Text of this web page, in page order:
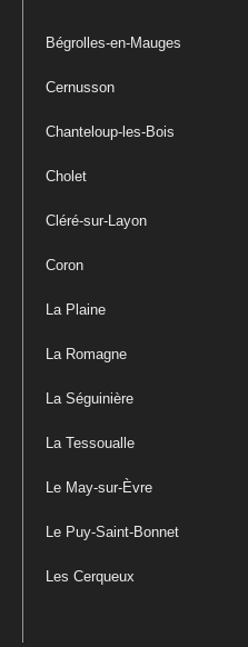
Bégrolles-en-Mauges
Cernusson
Chanteloup-les-Bois
Cholet
Cléré-sur-Layon
Coron
La Plaine
La Romagne
La Séguinière
La Tessoualle
Le May-sur-Èvre
Le Puy-Saint-Bonnet
Les Cerqueux